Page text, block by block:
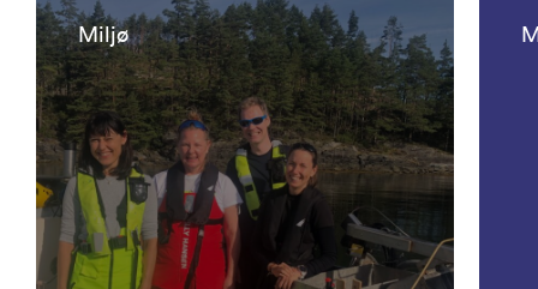
Miljø